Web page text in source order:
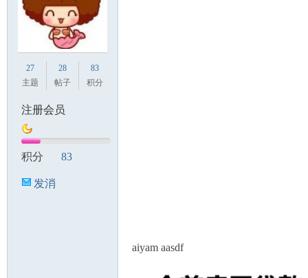
27
主题
28
帖子
83
积分
注册会员
积分 83
发消
aiyam aasdf